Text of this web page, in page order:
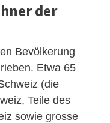
der
Bevölkerung
Etwa 65
(die
Teile des
sowie grosse